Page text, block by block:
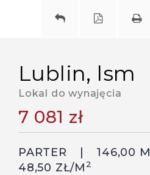
lublin, lsm
Lokal do wynajęcia
7 081 zł
PARTER 146,00 M
48,50 ZŁ/M 2